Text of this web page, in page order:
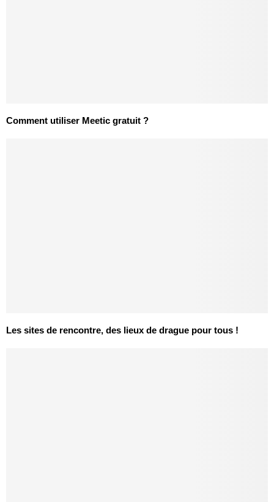
Comment utiliser Meetic gratuit ?
Les sites de rencontre, des lieux de drague pour tous !